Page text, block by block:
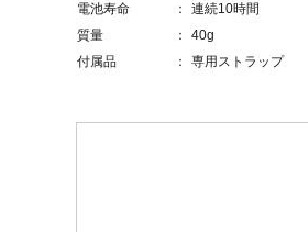
電池寿命
連続10時間
質量
40g
付属品
専用ストラップ